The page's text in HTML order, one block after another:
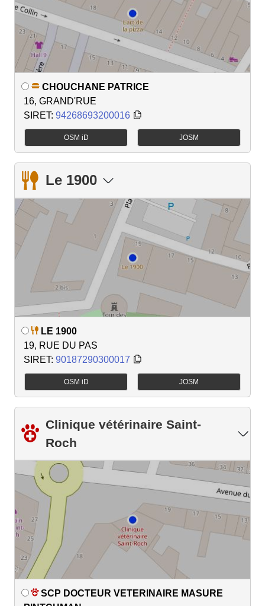
CHOUCHANE PATRICE
16, GRAND'RUE
SIRET: 94268693200016
OSM iD JOSM
Le 1900
LE 1900
19, RUE DU PAS
SIRET: 90187290300017
OSM iD JOSM
Clinique vétérinaire Saint-
Roch
SCP DOCTEUR VETERINAIRE MASURE